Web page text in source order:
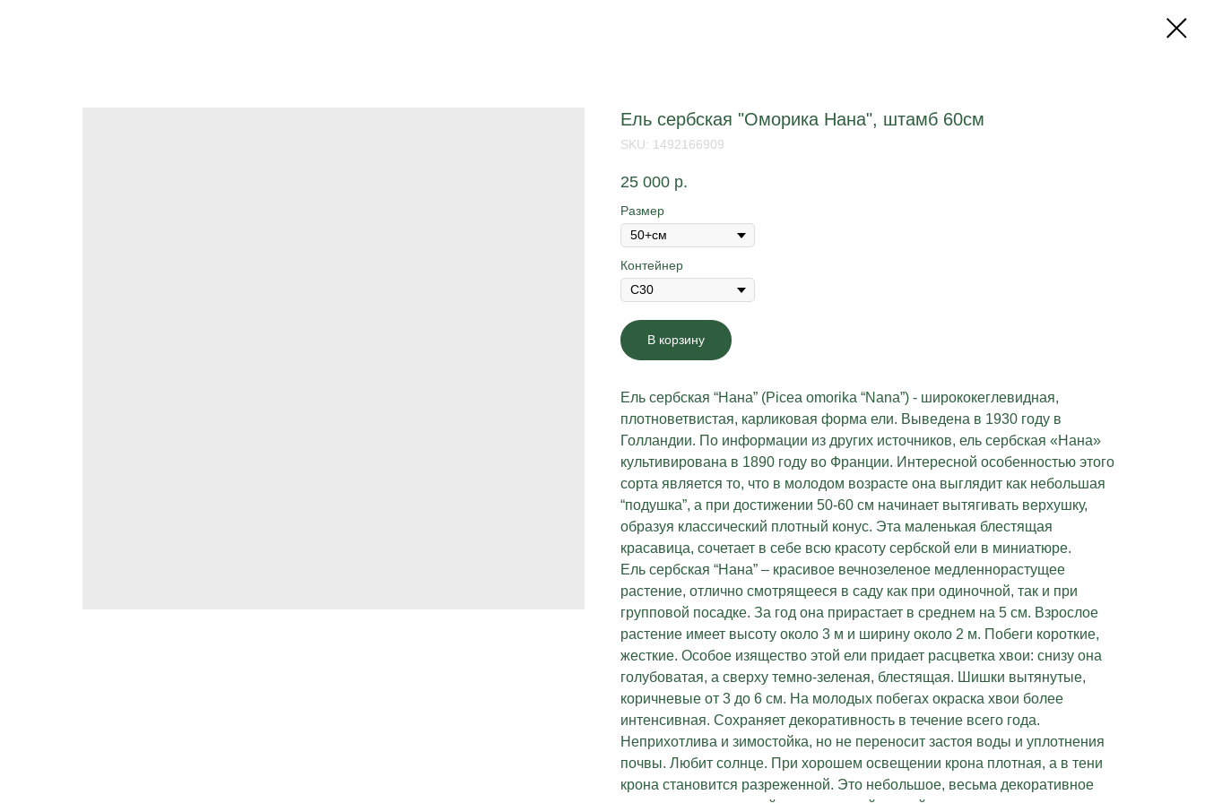
Ель сербская "Оморика Нана", штамб 60см
SKU: 1492166909
25 000 р.
Размер
Контейнер
В корзину
Ель сербская “Нана” (Picea omorika “Nana”) - ширококеглевидная,
плотноветвистая, карликовая форма ели. Выведена в 1930 году в
Голландии. По информации из других источников, ель сербская «Нана»
культивирована в 1890 году во Франции. Интересной особенностью этого
сорта является то, что в молодом возрасте она выглядит как небольшая
“подушка”, а при достижении 50-60 см начинает вытягивать верхушку,
образуя классический плотный конус. Эта маленькая блестящая
красавица, сочетает в себе всю красоту сербской ели в миниатюре.
Ель сербская “Нана” – красивое вечнозеленое медленнорастущее
растение, отлично смотрящееся в саду как при одиночной, так и при
групповой посадке. За год она прирастает в среднем на 5 см. Взрослое
растение имеет высоту около 3 м и ширину около 2 м. Побеги короткие,
жесткие. Особое изящество этой ели придает расцветка хвои: снизу она
голубоватая, а сверху темно-зеленая, блестящая. Шишки вытянутые,
коричневые от 3 до 6 см. На молодых побегах окраска хвои более
интенсивная. Сохраняет декоративность в течение всего года.
Неприхотлива и зимостойка, но не переносит застоя воды и уплотнения
почвы. Любит солнце. При хорошем освещении крона плотная, а в тени
крона становится разреженной. Это небольшое, весьма декоративное